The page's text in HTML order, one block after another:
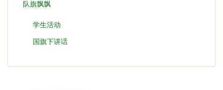
队旗飘飘
学生活动
国旗下讲话